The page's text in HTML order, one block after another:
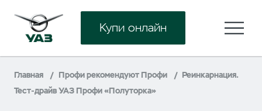
Купи онлайн
Главная Профи рекомендуют Профи
Реинкарнация.
Тест-драйв УАЗ Профи «Полуторка»